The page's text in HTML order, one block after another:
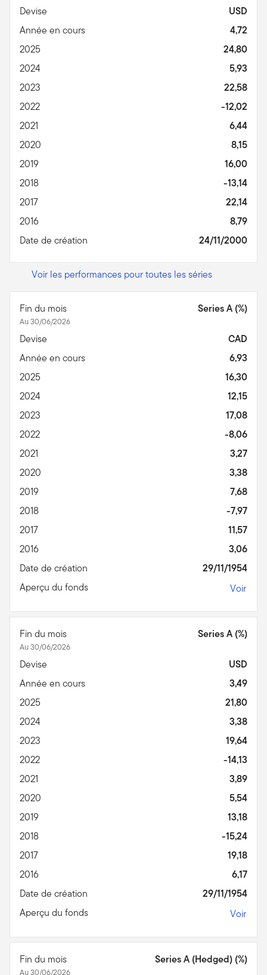
Devise
USD
Année en cours
4,72
2025
24,80
2024
5,93
2023
22,58
2022
-12,02
2021
6,44
2020
8,15
2019
16,00
2018
-13,14
2017
22,14
2016
8,79
Date de création
24/11/2000
Voir les performances pour toutes les séries
Fin du mois
Au 30/06/2026
Series A (%)
Devise
CAD
Année en cours
6,93
2025
16,30
2024
12,15
2023
17,08
2022
-8,06
2021
3,27
2020
3,38
2019
7,68
2018
-7,97
2017
11,57
2016
3,06
Date de création
29/11/1954
Aperçu du fonds
Voir
Fin du mois
Au 30/06/2026
Series A (%)
Devise
USD
Année en cours
3,49
2025
21,80
2024
3,38
2023
19,64
2022
-14,13
2021
3,89
2020
5,54
2019
13,18
2018
-15,24
2017
19,18
2016
6,17
Date de création
29/11/1954
Aperçu du fonds
Voir
Fin du mois
Au 30/06/2026
Series A (Hedged) (%)